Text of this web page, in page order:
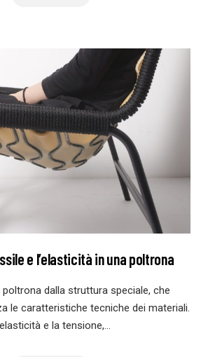
e l’elasticità in una poltrona
dalla struttura speciale, che
le caratteristiche tecniche dei materiali.
e la tensione,…